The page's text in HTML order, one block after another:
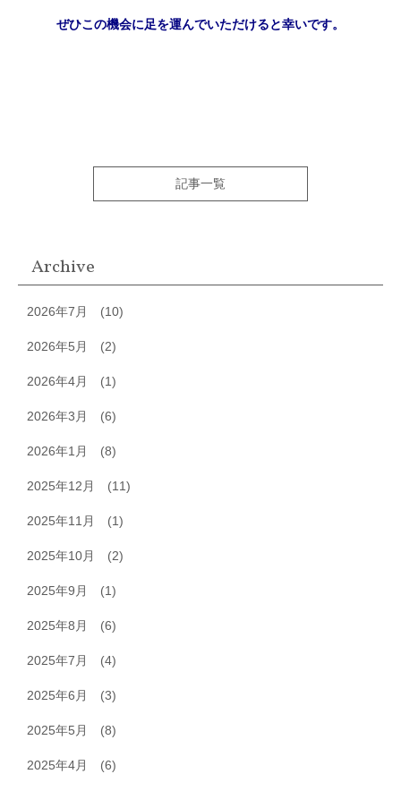
ぜひこの機会に足を運んでいただけると幸いです。
記事一覧
Archive
2026年7月 (10)
2026年5月 (2)
2026年4月 (1)
2026年3月 (6)
2026年1月 (8)
2025年12月 (11)
2025年11月 (1)
2025年10月 (2)
2025年9月 (1)
2025年8月 (6)
2025年7月 (4)
2025年6月 (3)
2025年5月 (8)
2025年4月 (6)